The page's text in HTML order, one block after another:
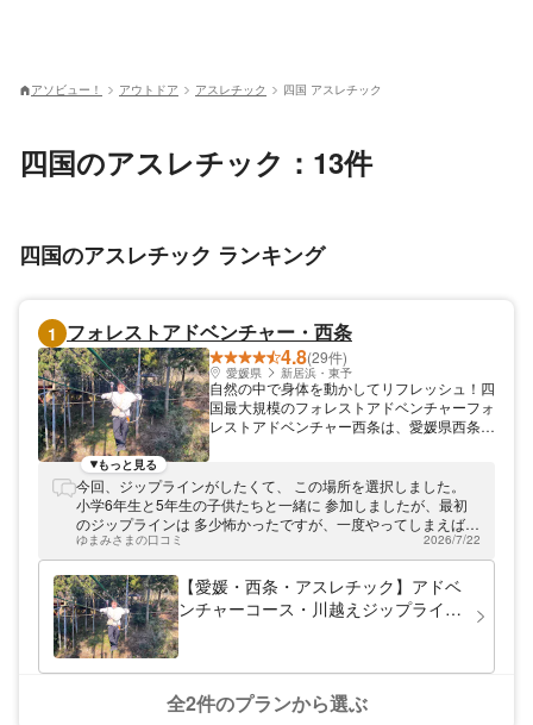
アソビュー！ アウトドア アスレチック 四国 アスレチック
四国のアスレチック：13件
四国のアスレチック ランキング
1 フォレストアドベンチャー・西条
4.8(29件)
愛媛県 新居浜・東予
自然の中で身体を動かしてリフレッシュ！四
国最大規模のフォレストアドベンチャーフォ
レストアドベンチャー西条は、愛媛県西条市
じめとするアクティビティで、こどもから大
人までお楽しみいただけます。森林をそのま
ま活用したパークには感動と冒険が盛り沢山
です。アクセスは、JR伊予三芳駅からバス
に乗り、本谷温泉下車で徒歩約3分です。
もっと見る
今回、ジップラインがしたくて、 この場所を選択しました。
小学6年生と5年生の子供たちと一緒に 参加しましたが、最初
のジップラインは 多少怖かったですが、一度やってしまえば、
最後は手放しで体験することができました！ 自然を思う存分に
体験することができ、 最高でした！
ゆまみさまの口コミ 2026/7/22
【愛媛・西条・アスレチック】アドベ
ンチャーコース・川越えジップライン
ル満点！ファミリー・カップル・グル
ープOK！当日予約OK！
全2件のプランから選ぶ